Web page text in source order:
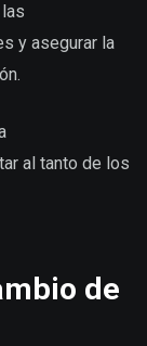
y asegurar la
al tanto de los
de